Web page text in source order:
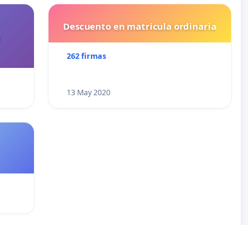
Descuento en matricula ordinaria
262 firmas
13 May 2020